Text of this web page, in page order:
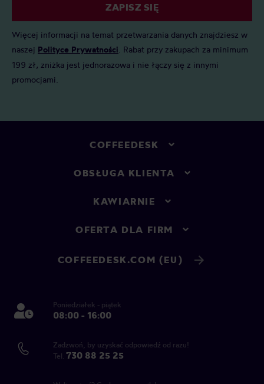
ZAPISZ SIĘ
Więcej informacji na temat przetwarzania danych znajdziesz w
naszej Polityce Prywatności . Rabat przy zakupach za minimum
199 zł, zniżka jest jednorazowa i nie łączy się z innymi
promocjami.
COFFEEDESK
OBSŁUGA KLIENTA
KAWIARNIE
OFERTA DLA FIRM
COFFEEDESK.COM (EU)
Poniedziałek - piątek
08:00 - 16:00
Zadzwoń, by uzyskać odpowiedź od razu!
Tel. 730 88 25 25